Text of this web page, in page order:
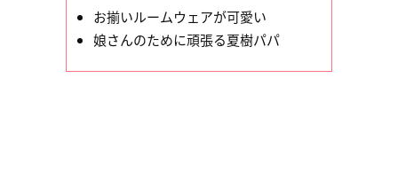
お揃いルームウェアが可愛い
娘さんのために頑張る夏樹パパ